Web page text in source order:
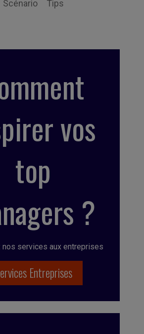
Scénario Tips
vos
top
?
nos services aux entreprises
Entreprises